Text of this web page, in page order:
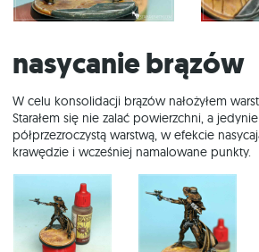
Nasycanie brązów
W celu konsolidacji brązów nałożyłem
Starałem się nie zalać powierzchni, a
półprzezroczystą warstwą, w efekcie
krawędzie i wcześniej namalowane punkty.